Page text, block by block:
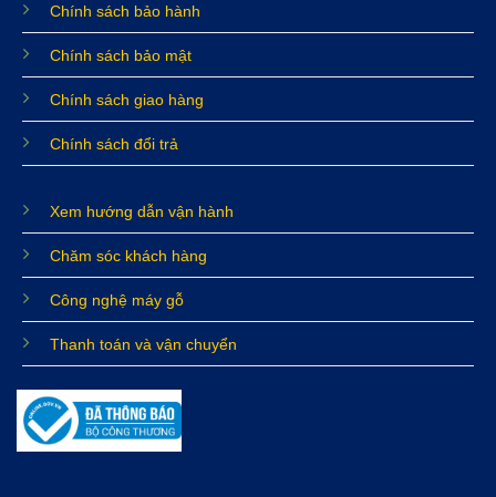
Chính sách bảo hành
Chính sách bảo mật
Chính sách giao hàng
Chính sách đổi trả
Xem hướng dẫn vận hành
Chăm sóc khách hàng
Công nghệ máy gỗ
Thanh toán và vận chuyển